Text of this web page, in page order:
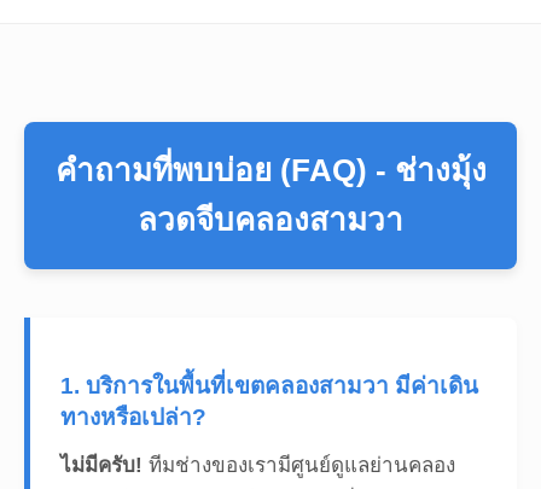
คำถามที่พบบ่อย (FAQ) - ช่างมุ้ง
ลวดจีบคลองสามวา
1. บริการในพื้นที่เขตคลองสามวา มีค่าเดิน
ทางหรือเปล่า?
ไม่มีครับ! ทีมช่างของเรามีศูนย์ดูแลย่านคลอง